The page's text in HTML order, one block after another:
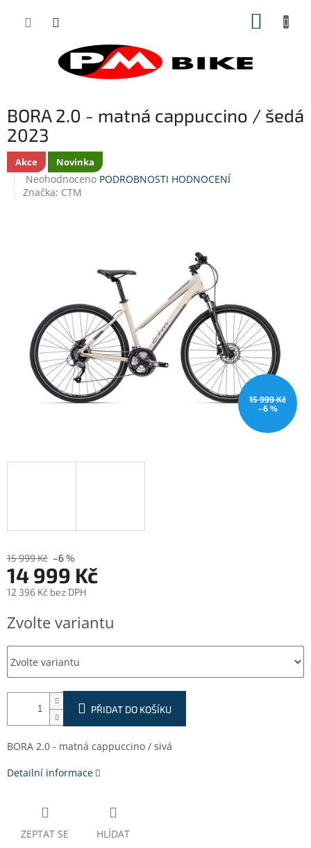
BORA 2.0 - matná cappuccino / šedá
2023
Akce Novinka
Průměrné
hodnocení
Neohodnoceno PODROBNOSTI HODNOCENÍ
Značka: CTM
15 999 Kč
–6 %
15 999 Kč –6 %
14 999 Kč
12 396 Kč bez DPH
cena:
Zvolte variantu
PŘIDAT DO KOŠÍKU
BORA 2.0 - matná cappuccino / sivá
Detailní informace
ZEPTAT SE HLÍDAT